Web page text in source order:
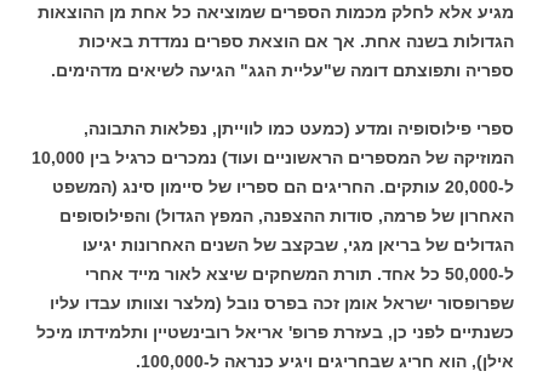
מגיע אלא לחלק מכמות הספרים שמוציאה כל אחת מן ההוצאות
הגדולות בשנה אחת. אך אם הוצאת ספרים נמדדת באיכות
ספריה ותפוצתם דומה ש"עליית הגג" הגיעה לשיאים מדהימים.
ספרי פילוסופיה ומדע (כמעט כמו לווייתן, נפלאות התבונה,
המוזיקה של המספרים הראשוניים ועוד) נמכרים כרגיל בין 10,000
ל-20,000 עותקים. החריגים הם ספריו של סיימון סינג (המשפט
האחרון של פרמה, סודות ההצפנה, המפץ הגדול) והפילוסופים
הגדולים של בריאן מגי, שבקצב של השנים האחרונות יגיעו
ל-50,000 כל אחד. תורת המשחקים שיצא לאור מייד אחרי
שפרופסור ישראל אומן זכה בפרס נובל (מלצר וצוותו עבדו עליו
כשנתיים לפני כן, בעזרת פרופ' אריאל רובינשטיין ותלמידתו מיכל
אילן), הוא חריג שבחריגים ויגיע כנראה ל-100,000.